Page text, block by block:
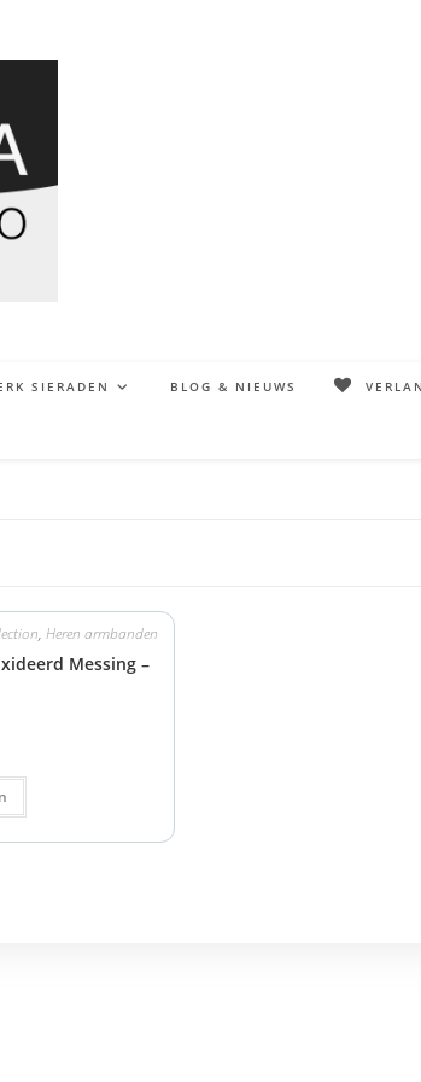
SIERADEN BLOG & NIEUWS
,Heren armbanden
Messing –